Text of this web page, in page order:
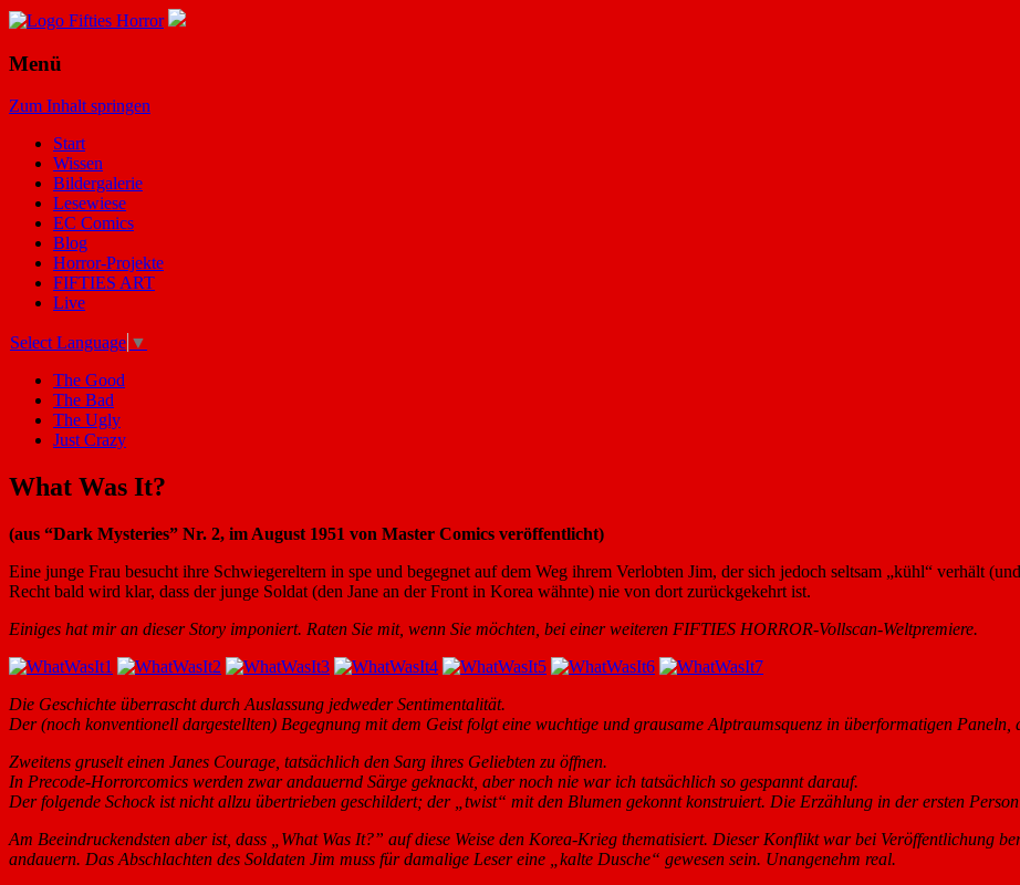
Menü
Zum Inhalt springen
Start
Wissen
Bildergalerie
Lesewiese
EC Comics
Blog
Horror-Projekte
FIFTIES ART
Live
Select Language ▼
The Good
The Bad
The Ugly
Just Crazy
What Was It?
(aus “Dark Mysteries” Nr. 2, im August 1951 von Master Comics veröffentlicht)
Eine junge Frau besucht ihre Schwiegereltern in spe und begegnet auf dem Weg ihrem Verlobten Jim, der sich jedoch seltsam „kühl“ verhält
Recht bald wird klar, dass der junge Soldat (den Jane an der Front in Korea wähnte) nie von dort zurückgekehrt ist.
Einiges hat mir an dieser Story imponiert. Raten Sie mit, wenn Sie möchten, bei einer weiteren FIFTIES HORROR-Vollscan-Weltpremiere.
Die Geschichte überrascht durch Auslassung jedweder Sentimentalität.
Der (noch konventionell dargestellten) Begegnung mit dem Geist folgt eine wuchtige und grausame Alptraumsquenz in überformatigen Paneln,
Zweitens gruselt einen Janes Courage, tatsächlich den Sarg ihres Geliebten zu öffnen.
In Precode-Horrorcomics werden zwar andauernd Särge geknackt, aber noch nie war ich tatsächlich so gespannt darauf.
Der folgende Schock ist nicht allzu übertrieben geschildert; der „twist“ mit den Blumen gekonnt konstruiert. Die Erzählung in der ersten
Am Beeindruckendsten aber ist, dass „What Was It?” auf diese Weise den Korea-Krieg thematisiert. Dieser Konflikt war bei Veröffentlichung
andauern. Das Abschlachten des Soldaten Jim muss für damalige Leser eine „kalte Dusche“ gewesen sein. Unangenehm real.